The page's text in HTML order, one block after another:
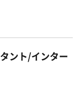
ント/インター